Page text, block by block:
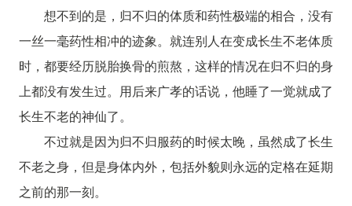
想不到的是，归不归的体质和药性极端的相合，没有
一丝一毫药性相冲的迹象。就连别人在变成长生不老体质
时，都要经历脱胎换骨的煎熬，这样的情况在归不归的身
上都没有发生过。用后来广孝的话说，他睡了一觉就成了
长生不老的神仙了。
不过就是因为归不归服药的时候太晚，虽然成了长生
不老之身，但是身体内外，包括外貌则永远的定格在延期
之前的那一刻。